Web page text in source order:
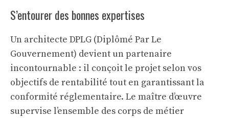
S’entourer des bonnes expertises
Un architecte DPLG (Diplômé Par Le
Gouvernement) devient un partenaire
incontournable : il conçoit le projet selon vos
objectifs de rentabilité tout en garantissant la
conformité réglementaire. Le maître d’œuvre
supervise l’ensemble des corps de métier